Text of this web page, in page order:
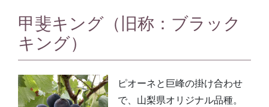
甲斐キング（旧称：ブラック
キング）
ピオーネと巨峰の掛け合わせ
で、山梨県オリジナル品種。